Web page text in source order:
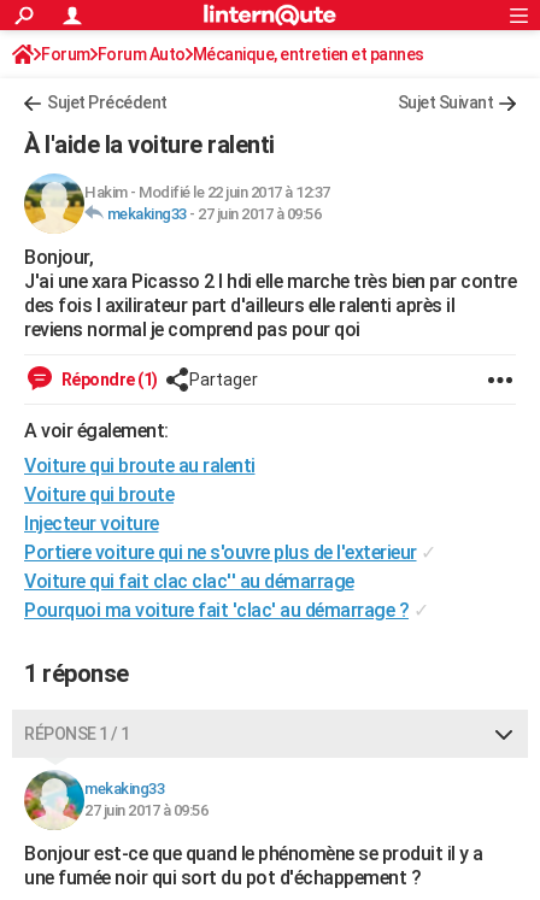
ACTUALITÉS
Politique
Société
Faits Divers
Education
Monde
Villes
+
FINANCE
Retraite
Impôts
Epargne
Immobilier
Risques naturels par ville
Banque
Assurance
Crédit
AUTO
Essais
Réserver un essai
Citadines
Berlines
SUV
Forum auto
+HIGH-TECH
Mobiles
Meilleur smartphone
Internet
Ordinateurs
Jeux vidéo
Guide high-tech
+BRICOLAGE
Forum
Aménagement intérieur
Extérieur
Cuisine
Salle de bains
Jardinage
Rangement
WEEK-END
LIFESTYLE
Art de vivre
Bien-être
Loisirs
Mode
Modes de vie
SANTE
Alimentation
Guide de la santé
Maladies
Médicaments
Sommeil
VOYAGE
Destinations
City break
Voyage nature
Voyage de noces
Forum
Climat
+PHOTO
GUIDES D'ACHAT
BONS PLANS
Dictionnaire
Biographies
Citations
Expressions
Proverbes
PROGRAMME TV
COPAINS D'AVANT
Rechercher
S'inscrire
Connexion
Forum Forum Auto Mécanique, entretien et pannes
Sujet Précédent Sujet Suivant
À l'aide la voiture ralenti
Hakim- Modifié le 22 juin 2017 à 12:37
mekaking33- 27 juin 2017 à 09:56
Bonjour,
J'ai une xara Picasso 2 l hdi elle marche très bien par contre
des fois l axilirateur part d'ailleurs elle ralenti après il
reviens normal je comprend pas pour qoi
Répondre (1) Partager
A voir également:
Voiture qui broute au ralenti
Voiture qui broute
Injecteur voiture
Portiere voiture qui ne s'ouvre plus de l'exterieur ✓
Voiture qui fait clac clac'' au démarrage
Pourquoi ma voiture fait 'clac' au démarrage ? ✓
1 réponse
RÉPONSE 1 / 1
mekaking33
27 juin 2017 à 09:56
Bonjour est-ce que quand le phénomène se produit il y a
une fumée noir qui sort du pot d'échappement ?